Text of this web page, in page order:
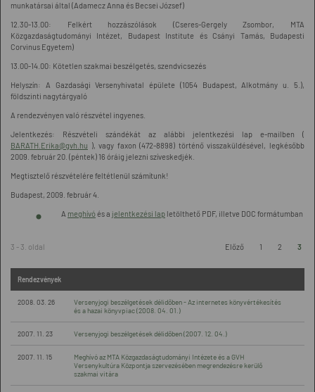
munkatársai által (Adamecz Anna és Becsei József)
12.30-13.00: Felkért hozzászólások (Cseres-Gergely Zsombor, MTA
Közgazdaságtudományi Intézet, Budapest Institute és Csányi Tamás, Budapesti
Corvinus Egyetem)
13.00-14.00: Kötetlen szakmai beszélgetés, szendvicsezés
Helyszín: A Gazdasági Versenyhivatal épülete (1054 Budapest, Alkotmány u. 5.),
földszinti nagytárgyaló
A rendezvényen való részvétel ingyenes.
Jelentkezés: Részvételi szándékát az alábbi jelentkezési lap e-mailben (
BARATH.Erika@gvh.hu ), vagy faxon (472-8898) történő visszaküldésével, legkésőbb
2009. február 20. (péntek) 16 óráig jelezni szíveskedjék.
Megtisztelő részvételére feltétlenül számítunk!
Budapest, 2009. február 4.
A meghívóés a jelentkezési lap letölthető PDF, illetve DOC formátumban
3 - 3. oldal Előző 1 2 3
Rendezvények
2008. 03. 26
Versenyjogi beszélgetések délidőben - Az internetes könyvértékesítés
és a hazai könyvpiac (2008. 04. 01.)
2007. 11. 23 Versenyjogi beszélgetések délidőben (2007. 12. 04.)
2007. 11. 15
Meghívó az MTA Közgazdaságtudományi Intézete és a GVH
Versenykultúra Központja szervezésében megrendezésre kerülő
szakmai vitára